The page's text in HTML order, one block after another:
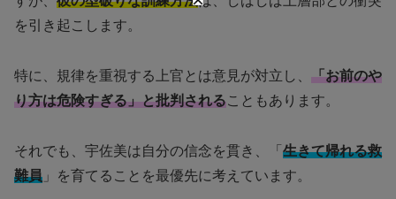
を引き起こします。
特に、規律を重視する上官とは意見が対立し、 「お前のや
り方は危険すぎる」と批判されることもあります。
それでも、宇佐美は自分の信念を貫き、「 生きて帰れる救
難員 」を育てることを最優先に考えています。